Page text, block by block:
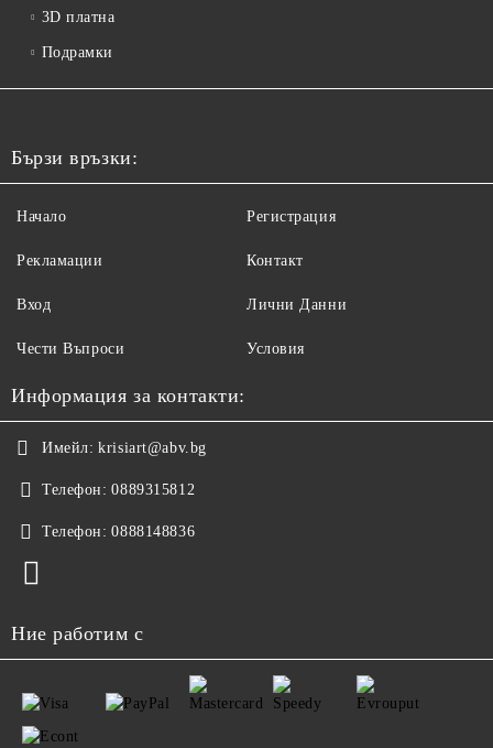
3D платна
Подрамки
Бързи връзки:
Начало
Рекламации
Вход
Чести Въпроси
Регистрация
Контакт
Лични Данни
Условия
Информация за контакти:
Имейл: krisiart@abv.bg
Телефон: 0889315812
Телефон: 0888148836
Ние работим с